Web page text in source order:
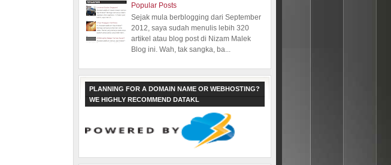
Popular Posts
Sejak mula berblogging dari September
2012, saya sudah menulis lebih 320
artikel atau blog post di Nizam Malek
Blog ini. Wah, tak sangka, ba...
PLANNING FOR A DOMAIN NAME OR WEBHOSTING?
WE HIGHLY RECOMMEND DATAKL